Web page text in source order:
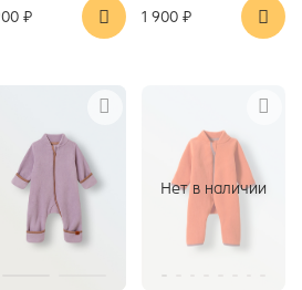
₽ 1 900 ₽
Нет в наличии